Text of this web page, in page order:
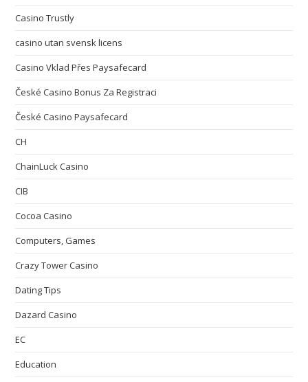
Casino Trustly
casino utan svensk licens
Casino Vklad Přes Paysafecard
České Casino Bonus Za Registraci
České Casino Paysafecard
CH
ChainLuck Casino
CIB
Cocoa Casino
Computers, Games
Crazy Tower Сasino
Dating Tips
Dazard Casino
EC
Education